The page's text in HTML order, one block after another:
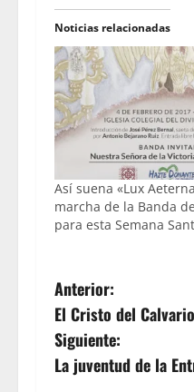
Noticias relacionadas
Así suena «Lux
marcha de la Banda
para esta Semana
N
a
v
Anterior:
El Cristo del
Siguiente:
La juventud de la